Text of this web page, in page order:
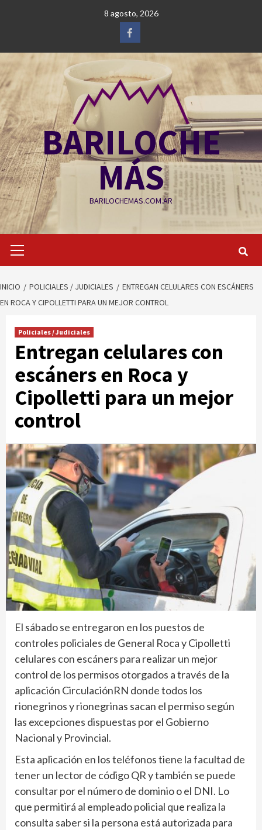
8 agosto, 2026
Facebook
BARILOCHE
MÁS
BARILOCHEMAS.COM.AR
primario
INICIO POLICIALES / JUDICIALES
ENTREGAN CELULARES CON ESCÁNERS
EN ROCA Y CIPOLLETTI PARA UN MEJOR CONTROL
Policiales / Judiciales
Entregan celulares con
escáners en Roca y
Cipolletti para un mejor
control
El sábado se entregaron en los puestos de
controles policiales de General Roca y Cipolletti
celulares con escáners para realizar un mejor
control de los permisos otorgados a través de la
aplicación CirculaciónRN donde todos los
rionegrinos y rionegrinas sacan el permiso según
las excepciones dispuestas por el Gobierno
Nacional y Provincial.
Esta aplicación en los teléfonos tiene la facultad de
tener un lector de código QR y también se puede
consultar por el número de dominio o el DNI. Lo
que permitirá al empleado policial que realiza la
consulta saber si la persona está autorizada para